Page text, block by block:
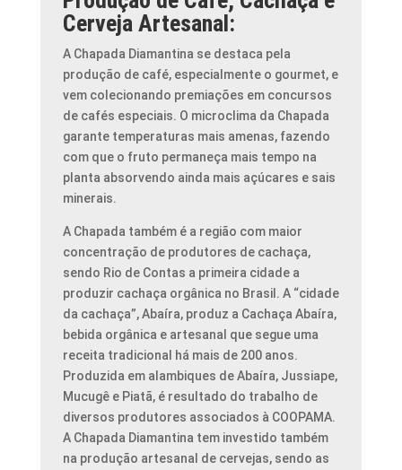
Cerveja Artesanal:
A Chapada Diamantina se destaca pela
produção de café, especialmente o gourmet, e
vem colecionando premiações em concursos
de cafés especiais. O microclima da Chapada
garante temperaturas mais amenas, fazendo
com que o fruto permaneça mais tempo na
planta absorvendo ainda mais açúcares e sais
minerais.
A Chapada também é a região com maior
concentração de produtores de cachaça,
sendo Rio de Contas a primeira cidade a
produzir cachaça orgânica no Brasil. A “cidade
da cachaça”, Abaíra, produz a Cachaça Abaíra,
bebida orgânica e artesanal que segue uma
receita tradicional há mais de 200 anos.
Produzida em alambiques de Abaíra, Jussiape,
Mucugê e Piatã, é resultado do trabalho de
diversos produtores associados à COOPAMA.
A Chapada Diamantina tem investido também
na produção artesanal de cervejas, sendo as